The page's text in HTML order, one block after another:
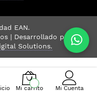
Mi carrito Mi Cuenta
EAN.
| Desarrollado por
Solutions.